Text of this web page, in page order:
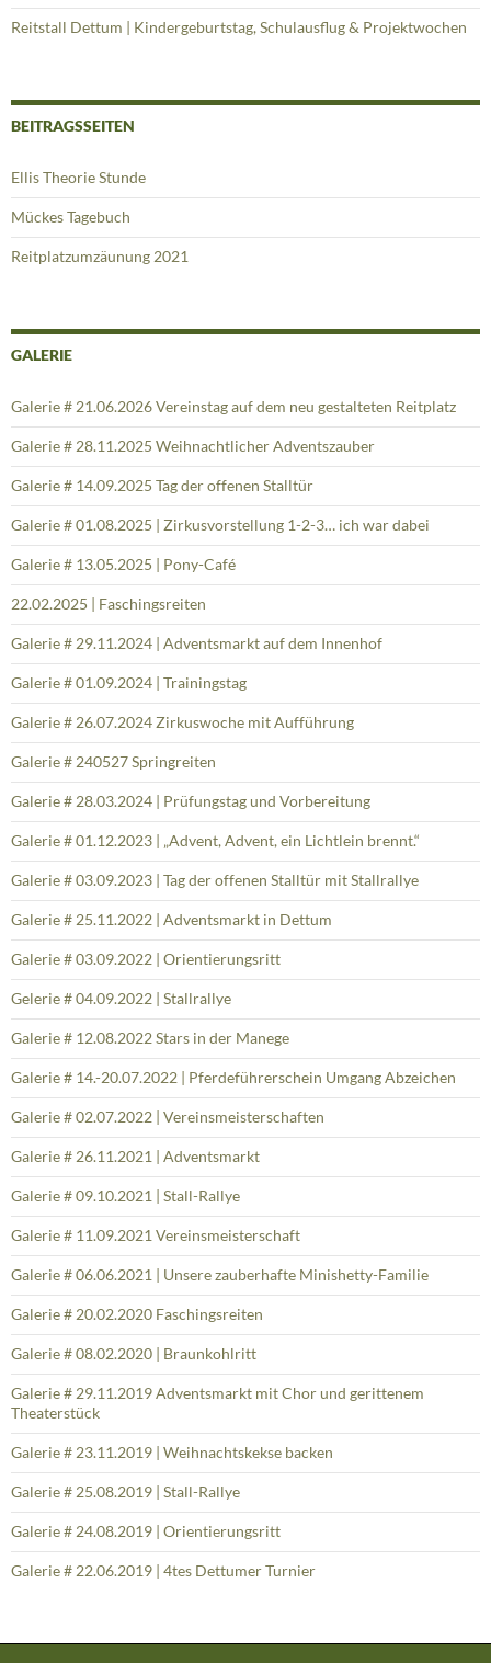
Reitstall Dettum | Kindergeburtstag, Schulausflug & Projektwochen
BEITRAGSSEITEN
Ellis Theorie Stunde
Mückes Tagebuch
Reitplatzumzäunung 2021
GALERIE
Galerie # 21.06.2026 Vereinstag auf dem neu gestalteten Reitplatz
Galerie # 28.11.2025 Weihnachtlicher Adventszauber
Galerie # 14.09.2025 Tag der offenen Stalltür
Galerie # 01.08.2025 | Zirkusvorstellung 1-2-3… ich war dabei
Galerie # 13.05.2025 | Pony-Café
22.02.2025 | Faschingsreiten
Galerie # 29.11.2024 | Adventsmarkt auf dem Innenhof
Galerie # 01.09.2024 | Trainingstag
Galerie # 26.07.2024 Zirkuswoche mit Aufführung
Galerie # 240527 Springreiten
Galerie # 28.03.2024 | Prüfungstag und Vorbereitung
Galerie # 01.12.2023 | „Advent, Advent, ein Lichtlein brennt.“
Galerie # 03.09.2023 | Tag der offenen Stalltür mit Stallrallye
Galerie # 25.11.2022 | Adventsmarkt in Dettum
Galerie # 03.09.2022 | Orientierungsritt
Gelerie # 04.09.2022 | Stallrallye
Galerie # 12.08.2022 Stars in der Manege
Galerie # 14.-20.07.2022 | Pferdeführerschein Umgang Abzeichen
Galerie # 02.07.2022 | Vereinsmeisterschaften
Galerie # 26.11.2021 | Adventsmarkt
Galerie # 09.10.2021 | Stall-Rallye
Galerie # 11.09.2021 Vereinsmeisterschaft
Galerie # 06.06.2021 | Unsere zauberhafte Minishetty-Familie
Galerie # 20.02.2020 Faschingsreiten
Galerie # 08.02.2020 | Braunkohlritt
Galerie # 29.11.2019 Adventsmarkt mit Chor und gerittenem
Theaterstück
Galerie # 23.11.2019 | Weihnachtskekse backen
Galerie # 25.08.2019 | Stall-Rallye
Galerie # 24.08.2019 | Orientierungsritt
Galerie # 22.06.2019 | 4tes Dettumer Turnier